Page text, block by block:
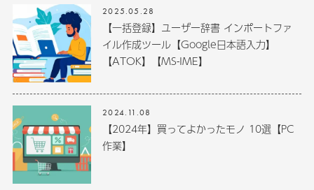
2025.05.28
【一括登録】ユーザー辞書 インポートファ
イル作成ツール【Google日本語入力】
【ATOK】【MS-IME】
2024.11.08
【2024年】買ってよかったモノ 10選【PC
作業】